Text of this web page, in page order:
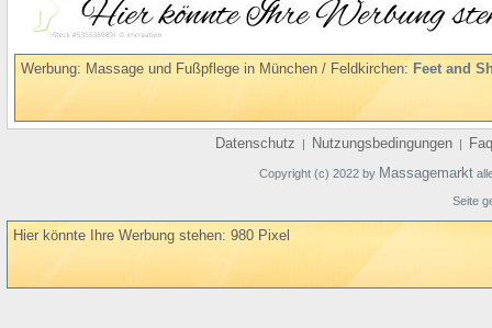
Werbung: Massage und Fußpflege in München / Feldkirchen: Feet and
Datenschutz | Nutzungsbedingungen | Faq
Copyright (c) 2022 by Massagemarkt
Seite
Hier könnte Ihre Werbung stehen: 980 Pixel